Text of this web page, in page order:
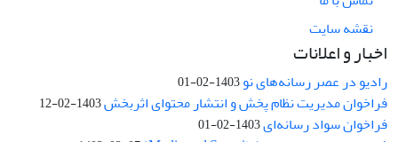
نقشه سایت
اخبار و اعلانات
رادیو در عصر رسانه‌های نو1403-02-01
فراخوان مدیریت نظام پخش و انتشار محتوای اثربخش1403-02-12
فراخوان سواد رسانه‌ای1403-02-01